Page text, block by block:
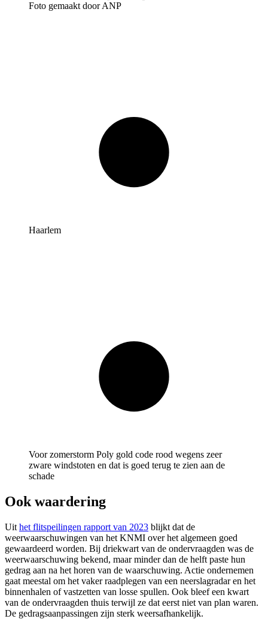
Foto gemaakt door ANP
Haarlem
Voor zomerstorm Poly gold code rood wegens zeer
zware windstoten en dat is goed terug te zien aan de
schade
Ook waardering
Uit het flitspeilingen rapport van 2023 blijkt dat de
weerwaarschuwingen van het KNMI over het algemeen goed
gewaardeerd worden. Bij driekwart van de ondervraagden was de
weerwaarschuwing bekend, maar minder dan de helft paste hun
gedrag aan na het horen van de waarschuwing. Actie ondernemen
gaat meestal om het vaker raadplegen van een neerslagradar en het
binnenhalen of vastzetten van losse spullen. Ook bleef een kwart
van de ondervraagden thuis terwijl ze dat eerst niet van plan waren.
De gedragsaanpassingen zijn sterk weersafhankelijk.